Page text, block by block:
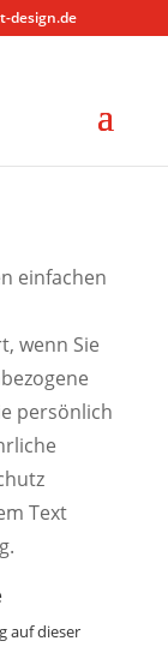
design.de
einfachen
wenn Sie
persönlich
Text
auf dieser